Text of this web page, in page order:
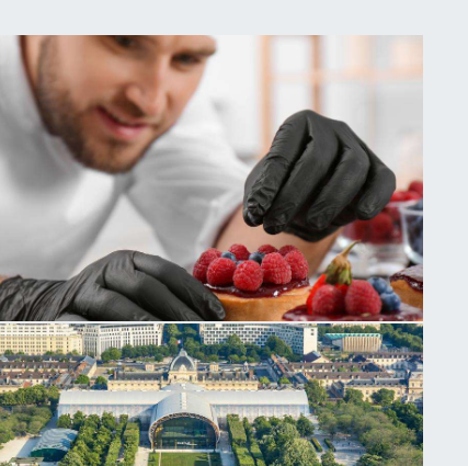
TOUTES LES
GOURMANDISES DU
MARAIS
Saveurs &
Gastronomie